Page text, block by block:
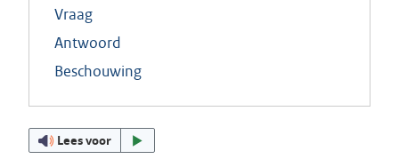
Vraag
Antwoord
Beschouwing
Lees voor